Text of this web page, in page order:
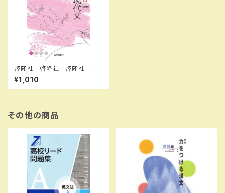
啓隆社 啓隆社 啓隆社 図
でつかむ リード現代文 １ 二
訂版 2025年度版 新品 問
題集本体のみ 別冊解答なし
010375
¥1,010
その他の商品